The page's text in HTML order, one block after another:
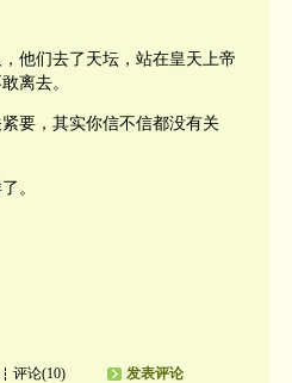
他们去了天坛，站在皇天上帝
离去。
要，其实你信不信都没有关
。
评论(10) 发表评论